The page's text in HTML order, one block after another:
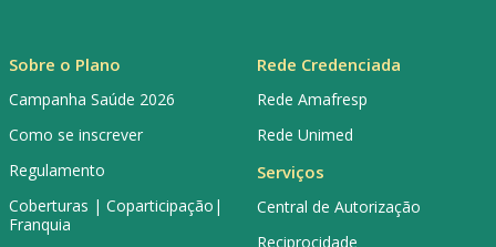
Sobre o Plano
Campanha Saúde 2026
Como se inscrever
Regulamento
Coberturas | Coparticipação|
Franquia
Rede Credenciada
Rede Amafresp
Rede Unimed
Serviços
Central de Autorização
Reciprocidade